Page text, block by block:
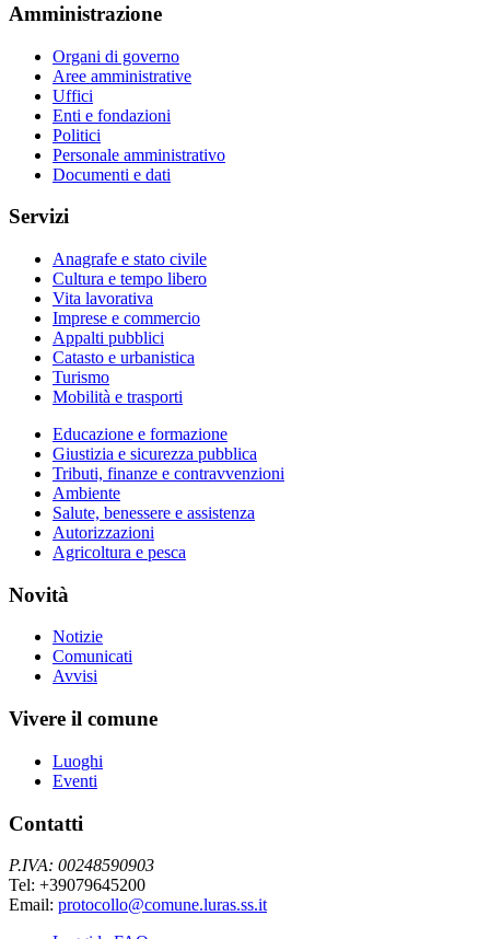
Amministrazione
Organi di governo
Aree amministrative
Uffici
Enti e fondazioni
Politici
Personale amministrativo
Documenti e dati
Servizi
Anagrafe e stato civile
Cultura e tempo libero
Vita lavorativa
Imprese e commercio
Appalti pubblici
Catasto e urbanistica
Turismo
Mobilità e trasporti
Educazione e formazione
Giustizia e sicurezza pubblica
Tributi, finanze e contravvenzioni
Ambiente
Salute, benessere e assistenza
Autorizzazioni
Agricoltura e pesca
Novità
Notizie
Comunicati
Avvisi
Vivere il comune
Luoghi
Eventi
Contatti
P.IVA: 00248590903
Tel: +39079645200
Email: protocollo@comune.luras.ss.it